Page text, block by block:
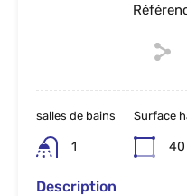
salles de bains
1
Surface
40
Description